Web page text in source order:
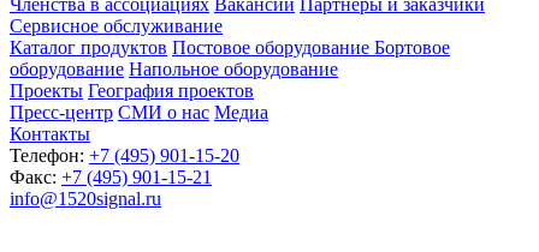
Сервисное обслуживание
Каталог продуктов Постовое оборудование Бортовое
оборудование Напольное оборудование
Проекты География проектов
Пресс-центр СМИ о нас Медиа
Контакты
Телефон: +7 (495) 901-15-20
Факс: +7 (495) 901-15-21
info@1520signal.ru